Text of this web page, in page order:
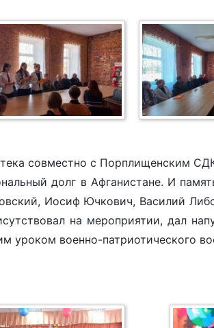
совместно с Порплищенским
долг в Афганистане. И
Иосиф Ючкович, Василий
на мероприятии, дал
уроком военно-патриотического